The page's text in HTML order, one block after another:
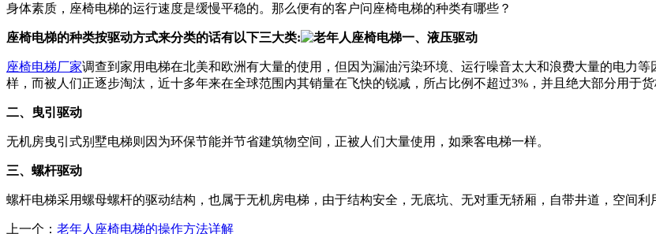
身体素质，座椅电梯的运行速度是缓慢平稳的。那么便有的客户问座椅电梯的种类有哪些？
座椅电梯的种类按驱动方式来分类的话有以下三大类: 一、液压驱动
座椅电梯厂家调查到家用电梯在北美和欧洲有大量的使用，但因为漏油污染环境、运行噪音太大和浪费大量的电力
样，而被人们正逐步淘汰，近十多年来在全球范围内其销量在飞快的锐减，所占比例不超过3%，并且绝大部分用于货
二、曳引驱动
无机房曳引式别墅电梯则因为环保节能并节省建筑物空间，正被人们大量使用，如乘客电梯一样。
三、螺杆驱动
螺杆电梯采用螺母螺杆的驱动结构，也属于无机房电梯，由于结构安全，无底坑、无对重无轿厢，自带井道，空间
上一个： 老年人座椅电梯的操作方法详解